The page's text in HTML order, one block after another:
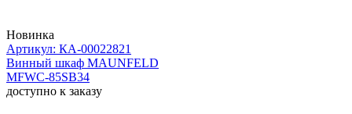
Новинка
Артикул: КА-00022821
Винный шкаф MAUNFELD
MFWC-85SB34
доступно к заказу